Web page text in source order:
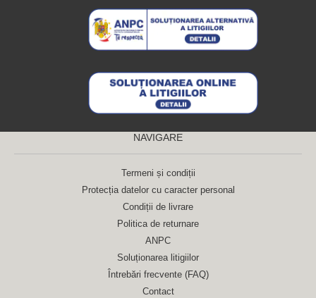
NAVIGARE
Termeni și condiții
Protecția datelor cu caracter personal
Condiții de livrare
Politica de returnare
ANPC
Soluționarea litigiilor
Întrebări frecvente (FAQ)
Contact